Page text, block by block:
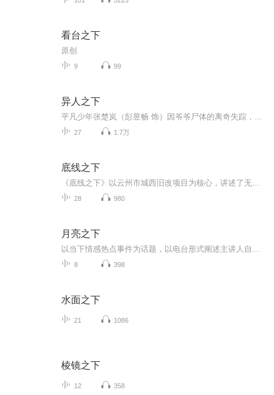
看台之下
原创
9 99
异人之下
27 1.7万
底线之下
28 980
月亮之下
8 398
水面之下
21 1086
棱镜之下
12 358